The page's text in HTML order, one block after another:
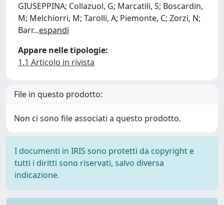
GIUSEPPINA; Collazuol, G; Marcatili, S; Boscardin,
M; Melchiorri, M; Tarolli, A; Piemonte, C; Zorzi, N;
Barr...espandi
Appare nelle tipologie:
1.1 Articolo in rivista
File in questo prodotto:
Non ci sono file associati a questo prodotto.
I documenti in IRIS sono protetti da copyright e
tutti i diritti sono riservati, salvo diversa
indicazione.